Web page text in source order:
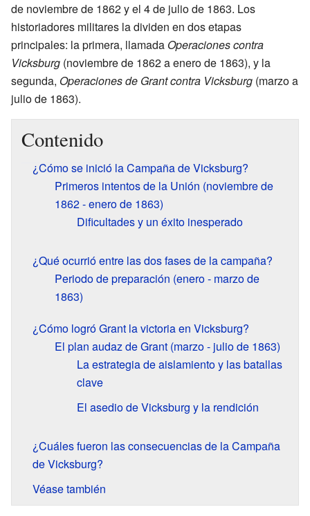
de noviembre de 1862 y el 4 de julio de 1863. Los
historiadores militares la dividen en dos etapas
principales: la primera, llamada Operaciones contra
Vicksburg (noviembre de 1862 a enero de 1863), y la
segunda, Operaciones de Grant contra Vicksburg (marzo a
julio de 1863).
Contenido
¿Cómo se inició la Campaña de Vicksburg?
Primeros intentos de la Unión (noviembre de
1862 - enero de 1863)
Dificultades y un éxito inesperado
¿Qué ocurrió entre las dos fases de la campaña?
Periodo de preparación (enero - marzo de
1863)
¿Cómo logró Grant la victoria en Vicksburg?
El plan audaz de Grant (marzo - julio de 1863)
La estrategia de aislamiento y las batallas
clave
El asedio de Vicksburg y la rendición
¿Cuáles fueron las consecuencias de la Campaña
de Vicksburg?
Véase también